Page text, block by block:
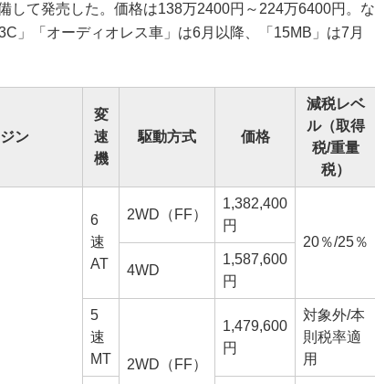
して発売した。価格は138万2400円～224万6400円。な
」「オーディオレス車」は6月以降、「15MB」は7月
ン
変
速
機
駆動方式 価格
減税レベ
ル（取得
税/重量
税）
6
速
AT
2WD（FF）
1,382,400
円
20％/25％
4WD
1,587,600
円
5
速
MT
2WD（FF）
1,479,600
円
対象外/本
則税率適
用